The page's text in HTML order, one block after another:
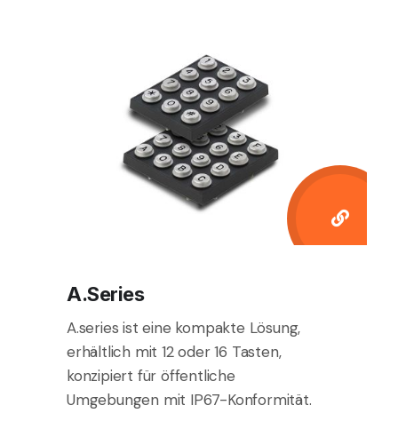
A.Series
A.series ist eine kompakte Lösung,
erhältlich mit 12 oder 16 Tasten,
konzipiert für öffentliche
Umgebungen mit IP67-Konformität.